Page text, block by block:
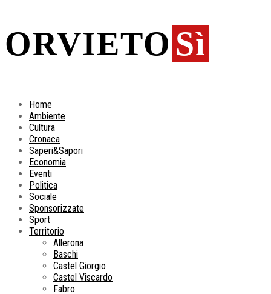
ORVIETO Sì
Home
Ambiente
Cultura
Cronaca
Saperi&Sapori
Economia
Eventi
Politica
Sociale
Sponsorizzate
Sport
Territorio
Allerona
Baschi
Castel Giorgio
Castel Viscardo
Fabro